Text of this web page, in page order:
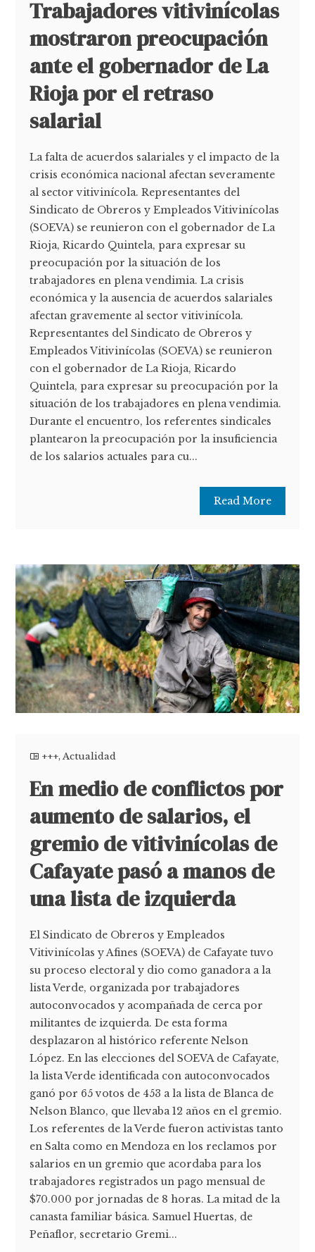
Trabajadores vitivinícolas
mostraron preocupación
ante el gobernador de La
Rioja por el retraso
salarial
La falta de acuerdos salariales y el impacto de la
crisis económica nacional afectan severamente
al sector vitivinícola. Representantes del
Sindicato de Obreros y Empleados Vitivinícolas
(SOEVA) se reunieron con el gobernador de La
Rioja, Ricardo Quintela, para expresar su
preocupación por la situación de los
trabajadores en plena vendimia. La crisis
económica y la ausencia de acuerdos salariales
afectan gravemente al sector vitivinícola.
Representantes del Sindicato de Obreros y
Empleados Vitivinícolas (SOEVA) se reunieron
con el gobernador de La Rioja, Ricardo
Quintela, para expresar su preocupación por la
situación de los trabajadores en plena vendimia.
Durante el encuentro, los referentes sindicales
plantearon la preocupación por la insuficiencia
de los salarios actuales para cu...
Read More
+++,Actualidad
En medio de conflictos por
aumento de salarios, el
gremio de vitivinícolas de
Cafayate pasó a manos de
una lista de izquierda
El Sindicato de Obreros y Empleados
Vitivinícolas y Afines (SOEVA) de Cafayate tuvo
su proceso electoral y dio como ganadora a la
lista Verde, organizada por trabajadores
autoconvocados y acompañada de cerca por
militantes de izquierda. De esta forma
desplazaron al histórico referente Nelson
López. En las elecciones del SOEVA de Cafayate,
la lista Verde identificada con autoconvocados
ganó por 65 votos de 453 a la lista de Blanca de
Nelson Blanco, que llevaba 12 años en el gremio.
Los referentes de la Verde fueron activistas tanto
en Salta como en Mendoza en los reclamos por
salarios en un gremio que acordaba para los
trabajadores registrados un pago mensual de
$70.000 por jornadas de 8 horas. La mitad de la
canasta familiar básica. Samuel Huertas, de
Peñaflor, secretario Gremi...